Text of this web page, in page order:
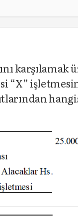
karşılamak
“X”